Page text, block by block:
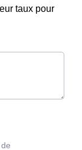
taux pour